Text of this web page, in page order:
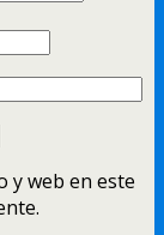
y web en este